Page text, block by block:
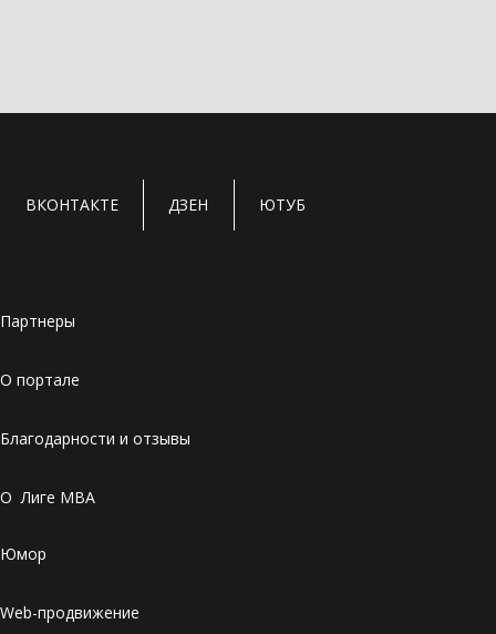
ВКОНТАКТЕ ДЗЕН ЮТУБ
Партнеры
О портале
Благодарности и отзывы
О Лиге MBA
Юмор
Web-продвижение